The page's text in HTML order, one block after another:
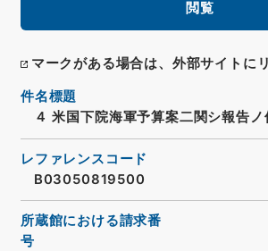
閲覧
マークがある場合は、外部サイトに
件名標題
４ 米国下院海軍予算案二関シ報告ノ
レファレンスコード
B03050819500
所蔵館における請求番
号